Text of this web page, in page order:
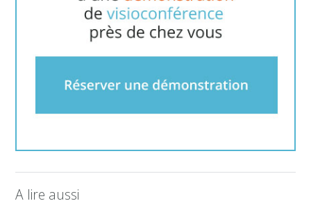
A lire aussi